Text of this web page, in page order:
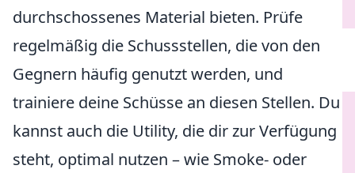
durchschossenes Material bieten. Prüfe
regelmäßig die Schussstellen, die von den
Gegnern häufig genutzt werden, und
trainiere deine Schüsse an diesen Stellen. Du
kannst auch die Utility, die dir zur Verfügung
steht, optimal nutzen – wie Smoke- oder